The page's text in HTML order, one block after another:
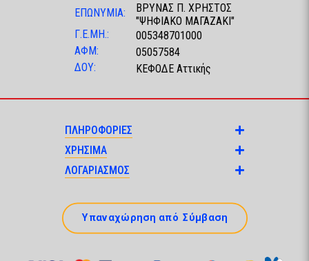
ΕΠΩΝΥΜΙΑ:
ΒΡΥΝΑΣ Π. ΧΡΗΣΤΟΣ
"ΨΗΦΙΑΚΟ ΜΑΓΑΖΑΚΙ"
Γ.Ε.ΜΗ.:
005348701000
ΑΦΜ:
05057584
ΔΟΥ:
ΚΕΦΟΔΕ Αττικής
ΠΛΗΡΟΦΟΡΙΕΣ
ΧΡΗΣΙΜΑ
ΛΟΓΑΡΙΑΣΜΟΣ
Υπαναχώρηση από Σύμβαση